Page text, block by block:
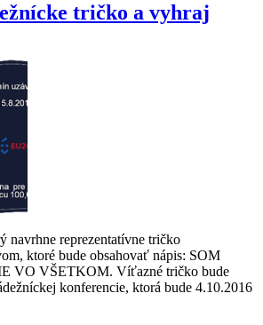
tričko a vyhraj
navrhne reprezentatívne tričko
ktoré bude obsahovať nápis: SOM
VO VŠETKOM. Víťazné tričko bude
konferencie, ktorá bude 4.10.2016